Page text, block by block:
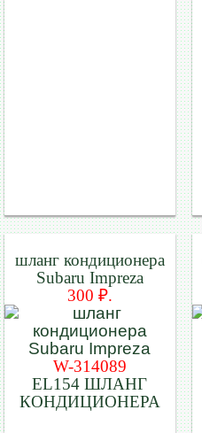
шланг кондиционера
Subaru Impreza
300 ₽.
W-314089
EL154 ШЛАНГ
КОНДИЦИОНЕРА